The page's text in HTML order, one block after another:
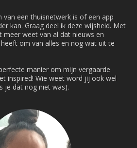
een thuisnetwerk is of een app
kan. Graag deel ik deze wijsheid. Met
meer weet van al dat nieuws en
om van alles en nog wat uit te
manier om mijn vergaarde
inspired! Wie weet word jij ook wel
je dat nog niet was).